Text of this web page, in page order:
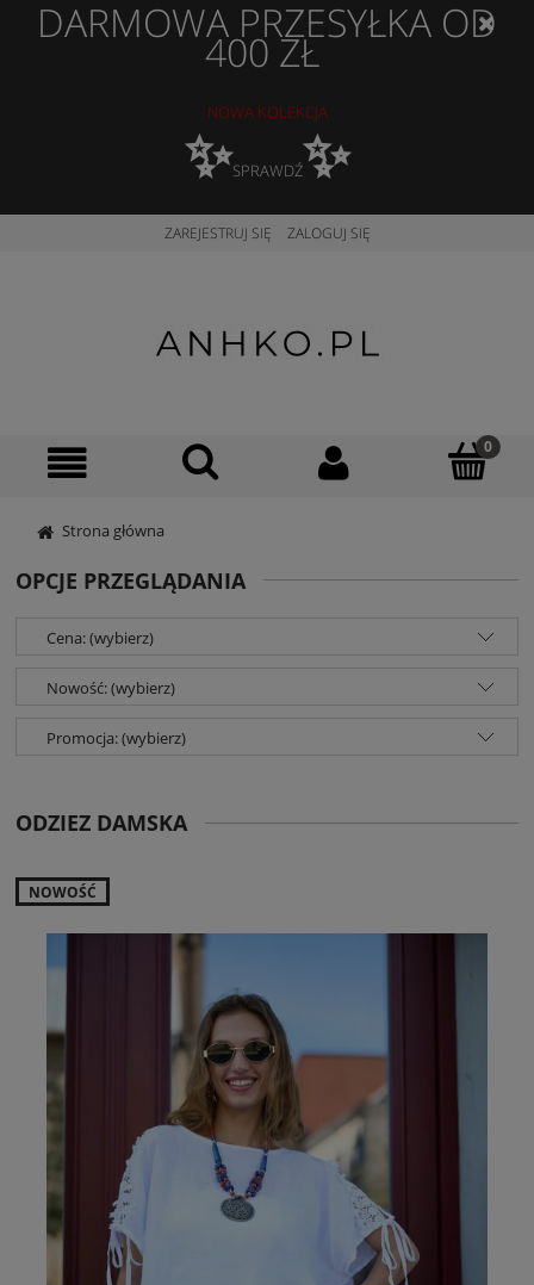
DARMOWA PRZESYŁKA OD
400 ZŁ
NOWA KOLEKCJA
✨SPRAWDŹ✨
ZAREJESTRUJ SIĘ ZALOGUJ SIĘ
Strona główna
OPCJE PRZEGLĄDANIA
Cena: (wybierz)
Nowość: (wybierz)
Promocja: (wybierz)
ODZIEZ DAMSKA
NOWOŚĆ